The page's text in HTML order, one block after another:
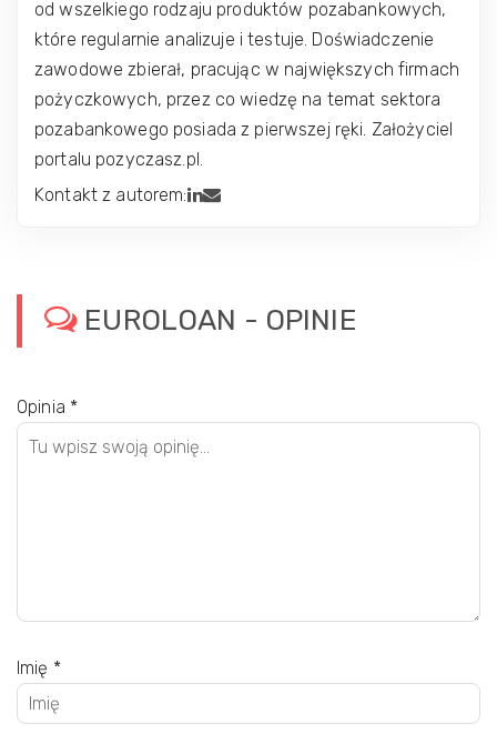
od wszelkiego rodzaju produktów pozabankowych,
które regularnie analizuje i testuje. Doświadczenie
zawodowe zbierał, pracując w największych firmach
pożyczkowych, przez co wiedzę na temat sektora
pozabankowego posiada z pierwszej ręki. Założyciel
portalu pozyczasz.pl.
Kontakt z autorem:
EUROLOAN - OPINIE
Opinia *
Imię *